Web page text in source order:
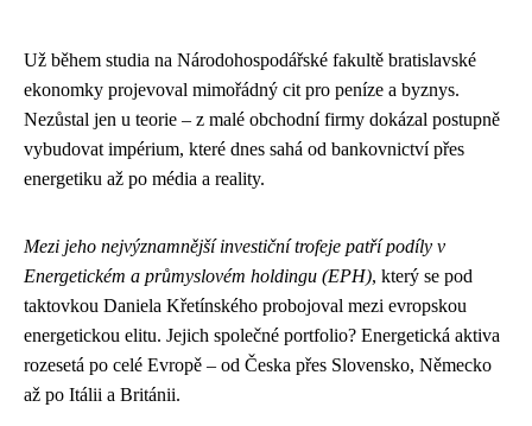
Už během studia na Národohospodářské fakultě bratislavské
ekonomky projevoval mimořádný cit pro peníze a byznys.
Nezůstal jen u teorie – z malé obchodní firmy dokázal postupně
vybudovat impérium, které dnes sahá od bankovnictví přes
energetiku až po média a reality.
Mezi jeho nejvýznamnější investiční trofeje patří podíly v
Energetickém a průmyslovém holdingu (EPH), který se pod
taktovkou Daniela Křetínského probojoval mezi evropskou
energetickou elitu. Jejich společné portfolio? Energetická aktiva
rozesetá po celé Evropě – od Česka přes Slovensko, Německo
až po Itálii a Británii.